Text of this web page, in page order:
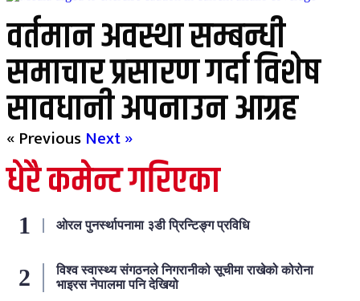
वर्तमान अवस्था सम्बन्धी
समाचार प्रसारण गर्दा विशेष
सावधानी अपनाउन आग्रह
« Previous Next »
धेरै कमेन्ट गरिएका
ओरल पुनर्स्थापनामा ३डी प्रिन्टिङ्ग प्रविधि
विश्व स्वास्थ्य संगठनले निगरानीको सूचीमा राखेको कोरोना
भाइरस नेपालमा पनि देखियो